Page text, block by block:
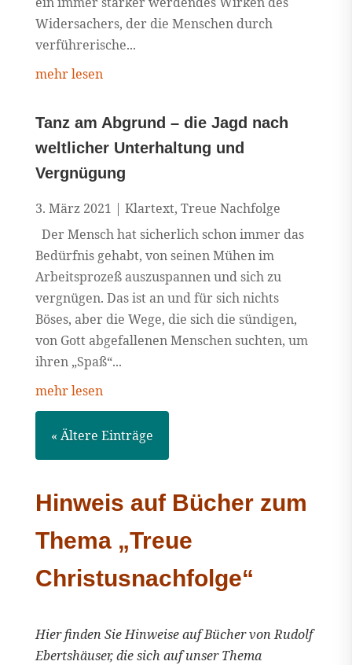
Widersachers, der die Menschen durch
verführerische...
mehr lesen
Tanz am Abgrund – die Jagd nach
weltlicher Unterhaltung und
Vergnügung
3. März 2021 | Klartext, Treue Nachfolge
Der Mensch hat sicherlich schon immer das
Bedürfnis gehabt, von seinen Mühen im
Arbeitsprozeß auszuspannen und sich zu
vergnügen. Das ist an und für sich nichts
Böses, aber die Wege, die sich die sündigen,
von Gott abgefallenen Menschen suchten, um
ihren „Spaß“...
mehr lesen
« Ältere Einträge
Hinweis auf Bücher zum
Thema „Treue
Christusnachfolge“
Hier finden Sie Hinweise auf Bücher von Rudolf
Ebertshäuser, die sich auf unser Thema